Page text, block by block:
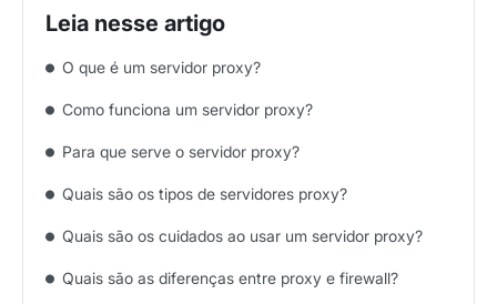
O que é um servidor proxy?
Como funciona um servidor proxy?
Para que serve o servidor proxy?
Quais são os tipos de servidores proxy?
Quais são os cuidados ao usar um servidor proxy?
Quais são as diferenças entre proxy e firewall?